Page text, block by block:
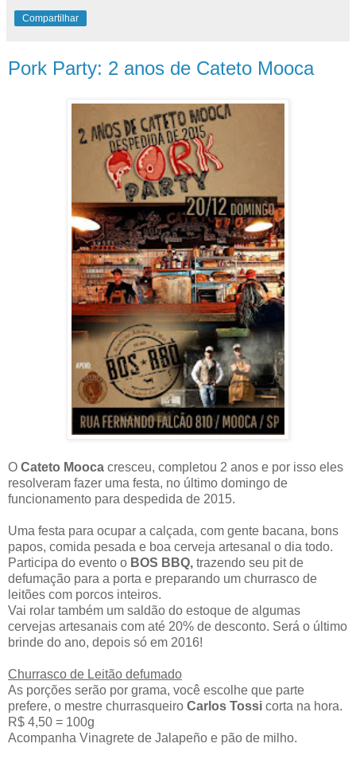
Compartilhar
Pork Party: 2 anos de Cateto Mooca
O Cateto Mooca cresceu, completou 2 anos e por isso eles
resolveram fazer uma festa, no último domingo de
funcionamento para despedida de 2015.
Uma festa para ocupar a calçada, com gente bacana, bons
papos, comida pesada e boa cerveja artesanal o dia todo.
Participa do evento o BOS BBQ, trazendo seu pit de
defumação para a porta e preparando um churrasco de
leitões com porcos inteiros.
Vai rolar também um saldão do estoque de algumas
cervejas artesanais com até 20% de desconto. Será o último
brinde do ano, depois só em 2016!
Churrasco de Leitão defumado
As porções serão por grama, você escolhe que parte
prefere, o mestre churrasqueiro Carlos Tossi corta na hora.
R$ 4,50 = 100g
Acompanha Vinagrete de Jalapeño e pão de milho.